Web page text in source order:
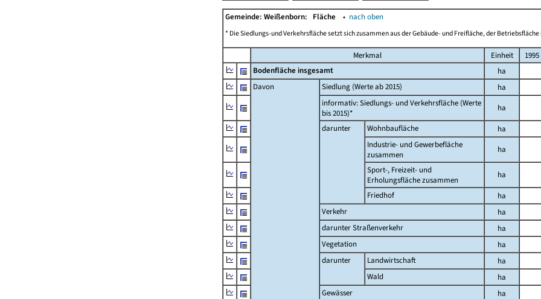
Gemeinde: Weißenborn: Fläche ▴ nach oben
* Die Siedlungs-und Verkehrsfläche setzt sich zusammen aus der Gebäude- und Freifläche, der
Merkmal Einheit 1995
Bodenfläche insgesamt
ha
Davon
Siedlung (Werte ab 2015)
ha
informativ: Siedlungs- und Verkehrsfläche (Werte
bis 2015)*
ha
darunter
Wohnbaufläche
ha
Industrie- und Gewerbefläche
zusammen
ha
Sport-, Freizeit- und
Erholungsfläche zusammen
ha
Friedhof
ha
Verkehr
ha
darunter Straßenverkehr
ha
Vegetation
ha
darunter
Landwirtschaft
ha
Wald
ha
Gewässer
ha